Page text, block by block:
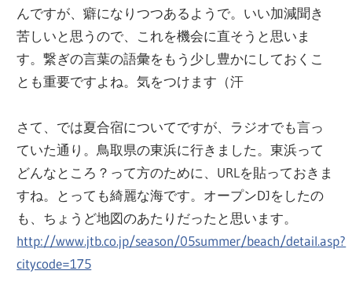
んですが、癖になりつつあるようで。いい加減聞き
苦しいと思うので、これを機会に直そうと思いま
す。繋ぎの言葉の語彙をもう少し豊かにしておくこ
とも重要ですよね。気をつけます（汗
さて、では夏合宿についてですが、ラジオでも言っ
ていた通り。鳥取県の東浜に行きました。東浜って
どんなところ？って方のために、URLを貼っておきま
すね。とっても綺麗な海です。オープンDJをしたの
も、ちょうど地図のあたりだったと思います。
http://www.jtb.co.jp/season/05summer/beach/detail.asp?
citycode=175